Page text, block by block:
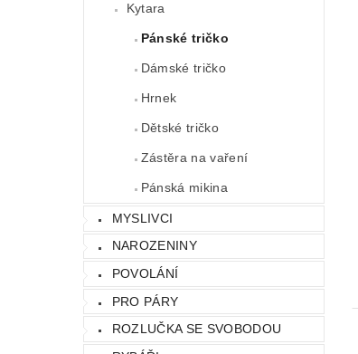
Kytara
Pánské tričko
Dámské tričko
Hrnek
Dětské tričko
Zástěra na vaření
Pánská mikina
MYSLIVCI
NAROZENINY
POVOLÁNÍ
PRO PÁRY
ROZLUČKA SE SVOBODOU